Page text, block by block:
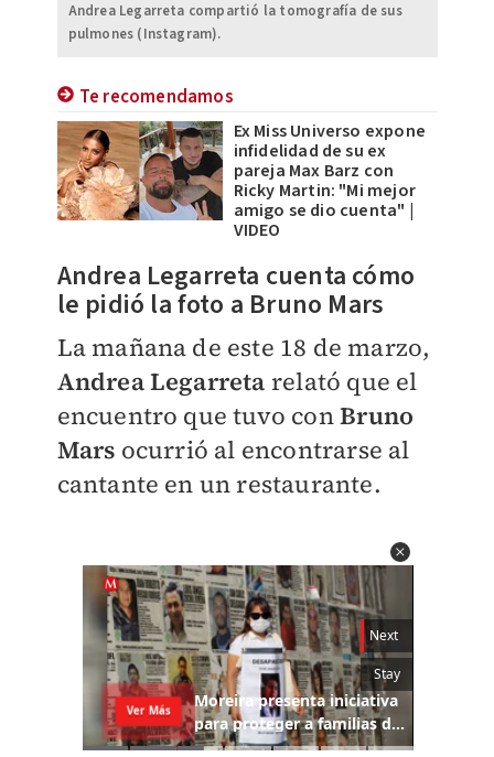
Andrea Legarreta compartió la tomografía de sus
pulmones (Instagram).
Te recomendamos
Ex Miss Universo expone
infidelidad de su ex
pareja Max Barz con
Ricky Martin: "Mi mejor
amigo se dio cuenta" |
VIDEO
Andrea Legarreta cuenta cómo
le pidió la foto a Bruno Mars
La mañana de este 18 de marzo,
Andrea Legarreta relató que el
encuentro que tuvo conBruno
Mars ocurrió al encontrarse al
cantante en un restaurante.